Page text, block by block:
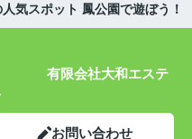
気スポット 鳳公園で遊ぼう！
限会社大和エステ
お問い合わせ